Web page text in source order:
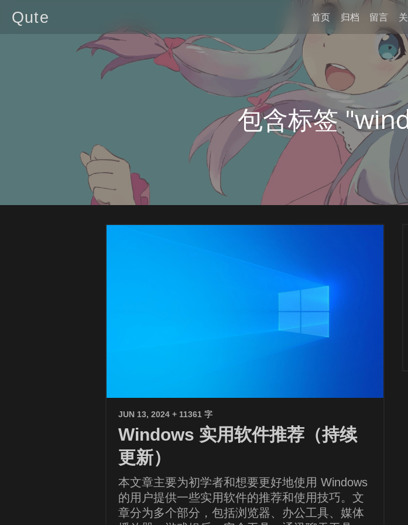
Qute 首页 归档 留言
包含标签
JUN 13, 2024 + 11361 字
Windows 实用软件推荐（持续
更新）
本文章主要为初学者和想要更好地使用 Windows
的用户提供一些实用软件的推荐和使用技巧。文
章分为多个部分，包括浏览器、办公工具、媒体